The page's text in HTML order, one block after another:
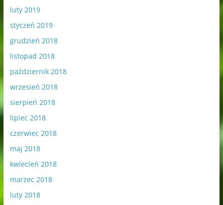
luty 2019
styczeń 2019
grudzień 2018
listopad 2018
październik 2018
wrzesień 2018
sierpień 2018
lipiec 2018
czerwiec 2018
maj 2018
kwiecień 2018
marzec 2018
luty 2018